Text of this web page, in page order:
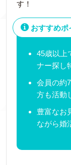
す！
おすすめポ
45歳以上
ナー探し
会員の約
方も活動
豊富なお
ながら婚